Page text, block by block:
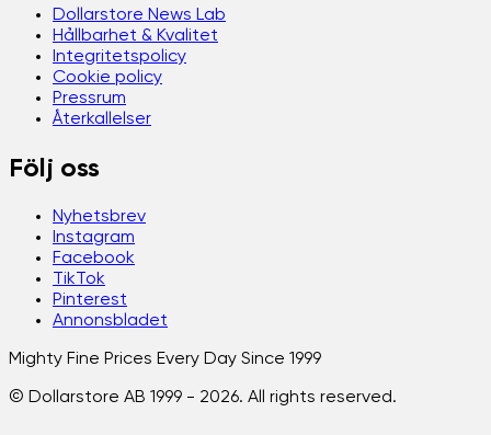
Dollarstore News Lab
Hållbarhet & Kvalitet
Integritetspolicy
Cookie policy
Pressrum
Återkallelser
Följ oss
Nyhetsbrev
Instagram
Facebook
TikTok
Pinterest
Annonsbladet
Mighty Fine Prices Every Day Since 1999
© Dollarstore AB 1999 - 2026. All rights reserved.